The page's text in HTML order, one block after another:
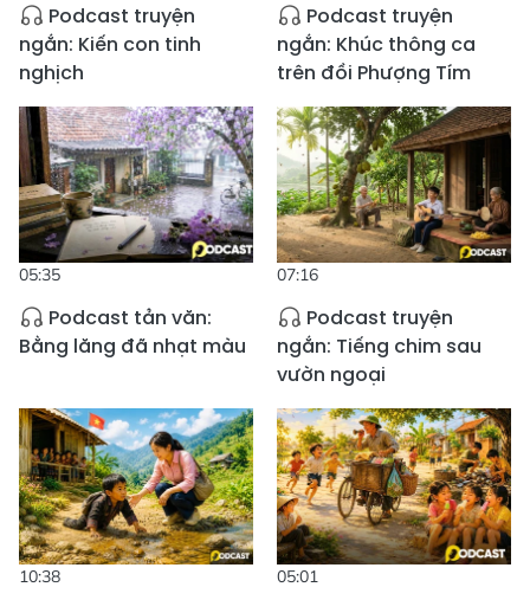
Podcast truyện
ngắn: Kiến con tinh
nghịch
Podcast truyện
ngắn: Khúc thông ca
trên đồi Phượng Tím
05:35
Podcast tản văn:
Bằng lăng đã nhạt màu
07:16
Podcast truyện
ngắn: Tiếng chim sau
vườn ngoại
10:38 05:01